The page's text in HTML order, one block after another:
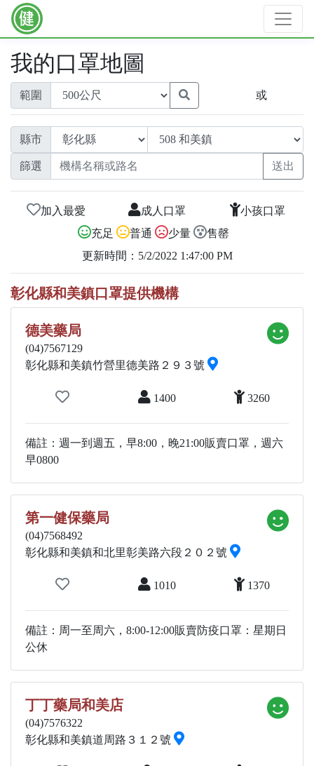
我的口罩地圖
範圍 或
縣市
篩選
加入最愛 成人口罩
小孩口罩
充足
普通 少量
售罄
更新時間：5/2/2022 1:47:00 PM
彰化縣和美鎮口罩提供機構
德美藥局
(04)7567129
彰化縣和美鎮竹營里德美路２９３號
1400 3260
備註：週一到週五，早8:00，晚21:00販賣口罩，週六
早0800
第一健保藥局
(04)7568492
彰化縣和美鎮和北里彰美路六段２０２號
1010 1370
備註：周一至周六，8:00-12:00販賣防疫口罩：星期日
公休
丁丁藥局和美店
(04)7576322
彰化縣和美鎮道周路３１２號